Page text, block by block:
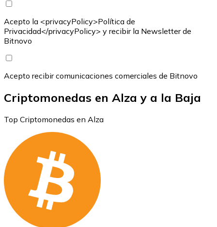
Acepto la <privacyPolicy>Política de
Privacidad</privacyPolicy> y recibir la Newsletter de
Bitnovo
Acepto recibir comunicaciones comerciales de Bitnovo
Criptomonedas en Alza y a la Baja
Top Criptomonedas en Alza